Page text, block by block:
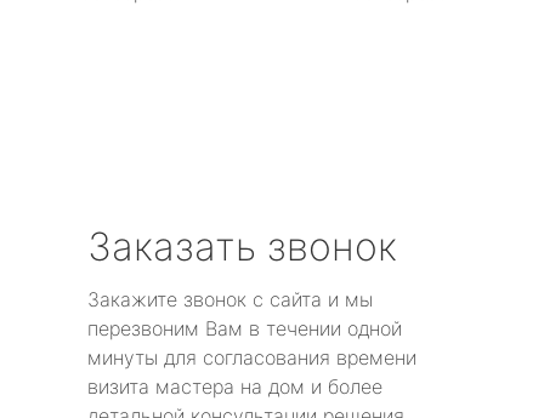
Заказать звонок
Закажите звонок с сайта и мы
перезвоним Вам в течении одной
минуты для согласования времени
визита мастера на дом и более